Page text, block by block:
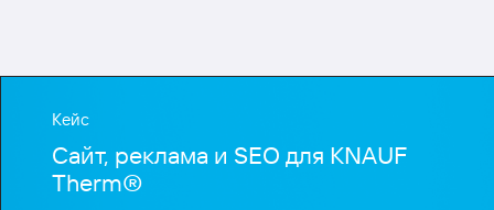
Кейс
Сайт, реклама и SEO для KNAUF
Therm®